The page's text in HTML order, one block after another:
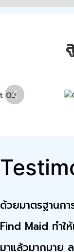
ด้วยมาตรฐานก
Find Maid ทำให้
มาแล้วมากมาย